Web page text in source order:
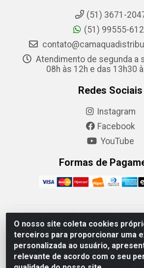
O nosso site coleta cookies
terceiros para proporcionar uma
personalizada ao usuário,
relevante de acordo com o seu
(51) 3671-
(51) 99555-
Atendimento de segunda a
08h às 12h e das 13h30
Redes Sociais
Instagram
Facebook
YouTube
Formas de
Camaquã Distribuidora Ltda - Avenida
Hanquet, 1001 - Parque Residencial
Camaquã/RS - CEP 96.789-
07.061.124/0001-26